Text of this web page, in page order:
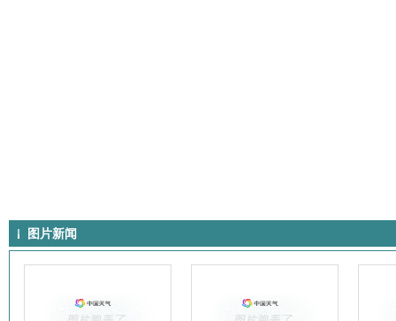
图片新闻